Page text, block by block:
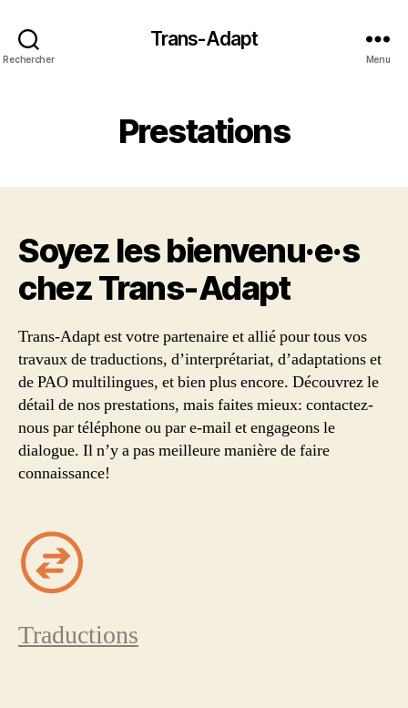
Rechercher
Trans-Adapt
Menu
Prestations
Soyez les bienvenu·e·s
chez Trans‑Adapt
Trans-Adapt est votre partenaire et allié pour tous vos
travaux de traductions, d’interprétariat, d’adaptations et
de PAO multilingues, et bien plus encore. Découvrez le
détail de nos prestations, mais faites mieux: contactez-
nous par téléphone ou par e-mail et engageons le
dialogue. Il n’y a pas meilleure manière de faire
connaissance!
Traductions